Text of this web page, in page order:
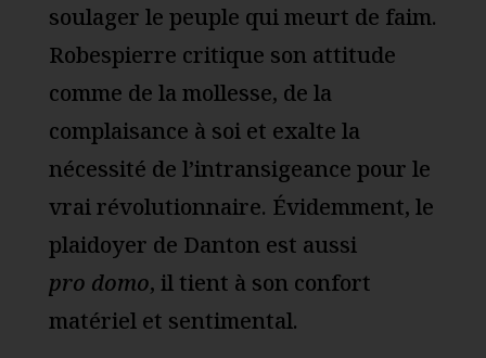
soulager le peuple qui meurt de faim.
Robespierre critique son attitude
comme de la mollesse, de la
complaisance à soi et exalte la
nécessité de l’intransigeance pour le
vrai révolutionnaire. Évidemment, le
plaidoyer de Danton est aussi
pro domo, il tient à son confort
matériel et sentimental.